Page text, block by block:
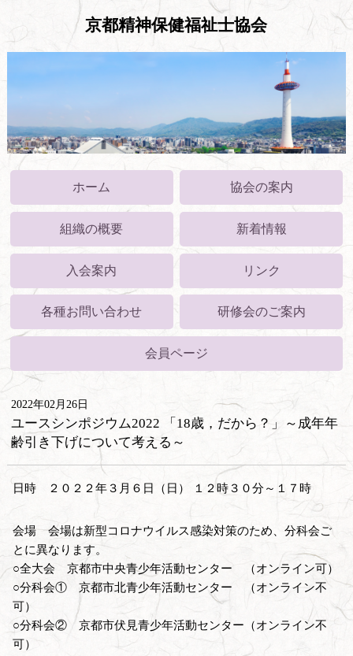
京都精神保健福祉士協会
ホーム 協会の案内
組織の概要 新着情報
入会案内 リンク
各種お問い合わせ 研修会のご案内
会員ページ
2022年02月26日
ユースシンポジウム2022 「18歳，だから？」～成年年
齢引き下げについて考える～
日時 ２０２２年３月６日（日） １２時３０分～１７時
会場 会場は新型コロナウイルス感染対策のため、分科会ご
とに異なります。
○全大会 京都市中央青少年活動センター （オンライン可）
○分科会① 京都市北青少年活動センター （オンライン不
可）
○分科会② 京都市伏見青少年活動センター（オンライン不
可）